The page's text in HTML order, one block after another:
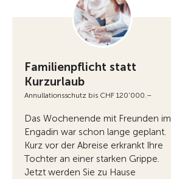
Familienpflicht statt
Kurzurlaub
Annullationsschutz bis CHF 120'000.–
Das Wochenende mit Freunden im
Engadin war schon lange geplant.
Kurz vor der Abreise erkrankt Ihre
Tochter an einer starken Grippe.
Jetzt werden Sie zu Hause